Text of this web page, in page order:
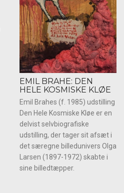
EMIL BRAHE: DEN
HELE KOSMISKE KLØE
Emil Brahes (f. 1985) udstilling
Den Hele Kosmiske Kløe er en
delvist selvbiografiske
udstilling, der tager sit afsæt i
det særegne billedunivers Olga
Larsen (1897-1972) skabte i
sine billedtæpper.